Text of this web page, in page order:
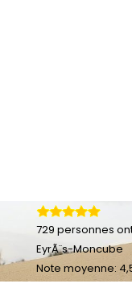
729 personnes
EyrÃ¨s-Moncube
Note moyenne: